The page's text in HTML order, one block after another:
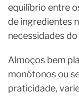
equilíbrio entre
de ingredientes
necessidades
Almoços bem
monótonos ou
praticidade,